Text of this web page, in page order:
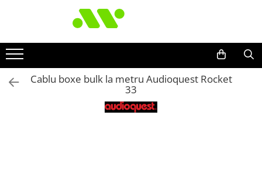
Cablu boxe bulk la metru Audioquest Rocket
33